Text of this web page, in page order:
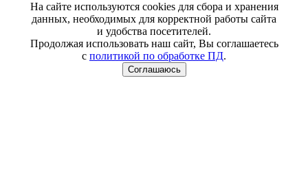
На сайте используются cookies для сбора и хранения
данных, необходимых для корректной работы сайта
и удобства посетителей.
Продолжая использовать наш сайт, Вы соглашаетесь
с политикой по обработке ПД.
Соглашаюсь